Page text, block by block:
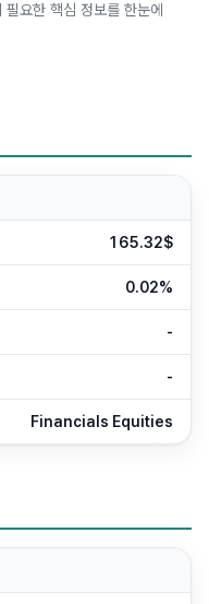
요한 핵심 정보를 한눈에
165.32$
0.02%
-
-
Financials Equities